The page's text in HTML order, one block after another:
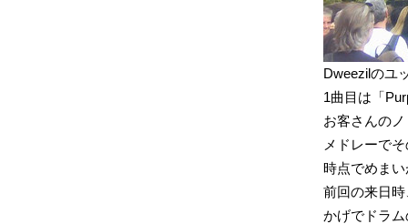
Dweezilのユ
1曲目は「
お客さんの
メドレーで
時点でめま
前回の来日
かげでドラ